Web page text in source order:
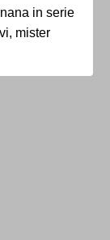
in serie
mister